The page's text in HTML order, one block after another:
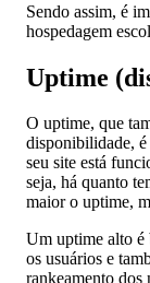
Sendo assim, é
hospedagem
Uptime
O uptime, que
disponibilidade,
seu site está
seja, há quanto
maior o uptime,
Um uptime alto é
os usuários e
rankeamento dos